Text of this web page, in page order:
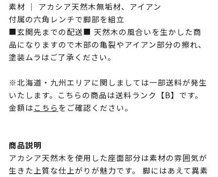
素材 ｜ アカシア天然木無垢材、アイアン
付属の六角レンチで脚部を組立
■玄関先までの配送■ 天然木の風合いを生かした商
品になりますので木部の亀裂やアイアン部分の擦れ、
塗装ムラはご了承ください。
※北海道・九州エリアに関しましては一部送料が発生
いたします。こちらの商品は送料ランク【B】です。
金額はこちらをご確認ください。
商品説明
アカシア天然木を使用した座面部分は素材の雰囲気が
生きた上質な仕上がりが魅力です。 脚にはあえて異素